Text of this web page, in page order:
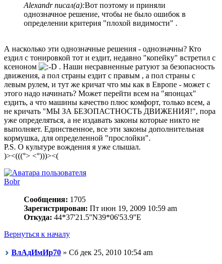
Alexandr писал(а):Вот поэтому и приняли
однозначное решение, чтобы не было ошибок в
определении критерия "плохой видимости" .
А насколько эти однозначные решения - однозначны? Кто
ездил с тонировкой тот и ездит, недавно "копейку" встретил с
ксеноном
. Наши несравненные ратуют за безопасность
движения, а пол страны ездит с правым , а пол страны с
левым рулем, и тут же кричат что мы как в Европе - может с
этого надо начинать? Может перейти всем на "японцах"
ездить, а что машины качество плюс комфорт, только всем, а
не кричать "МЫ ЗА БЕЗОПАСТНОСТЬ ДВИЖЕНИЯ!", пора
уже определяться, а не издавать законы которые никто не
выполняет. Единственное, все эти законы дополнительная
кормушка, для определенной "прослойки".
P.S. О культуре вождения я уже слышал.
)><(((°> <°)))><(
Bobr
Сообщения: 1705
Зарегистрирован: Пт июн 19, 2009 10:59 am
Откуда: 44*37'21.5''N39*06'53.9''E
Вернуться к началу
ВлАдИмИр70 » Сб дек 25, 2010 10:54 am